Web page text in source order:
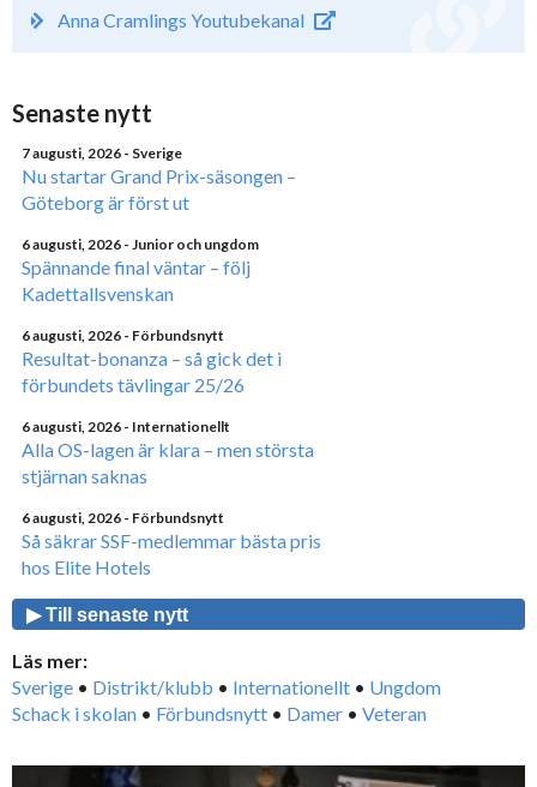
Anna Cramlings Youtubekanal
Senaste nytt
7 augusti, 2026 - Sverige
Nu startar Grand Prix-säsongen –
Göteborg är först ut
6 augusti, 2026 - Junior och ungdom
Spännande final väntar – följ
Kadettallsvenskan
6 augusti, 2026 - Förbundsnytt
Resultat-bonanza – så gick det i
förbundets tävlingar 25/26
6 augusti, 2026 - Internationellt
Alla OS-lagen är klara – men största
stjärnan saknas
6 augusti, 2026 - Förbundsnytt
Så säkrar SSF-medlemmar bästa pris
hos Elite Hotels
▶ Till senaste nytt
Läs mer:
Sverige • Distrikt/klubb • Internationellt • Ungdom
Schack i skolan • Förbundsnytt • Damer • Veteran